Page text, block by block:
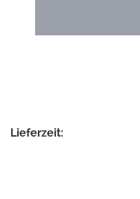
Lieferzeit: